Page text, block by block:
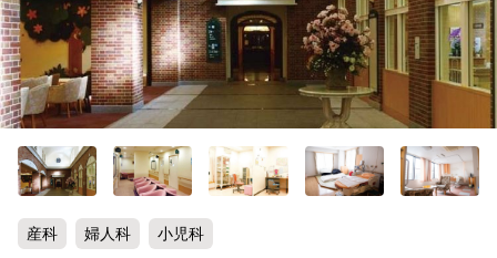
産科 婦人科 小児科